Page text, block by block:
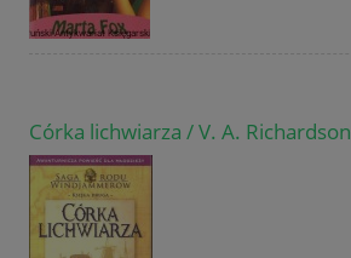
Córka lichwiarza / V. A. Richardson